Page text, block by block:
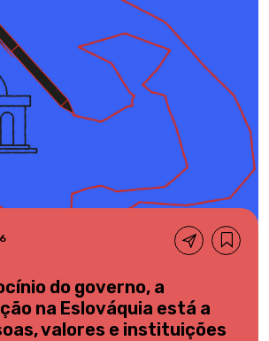
do governo, a
na Eslováquia está a
valores e instituições